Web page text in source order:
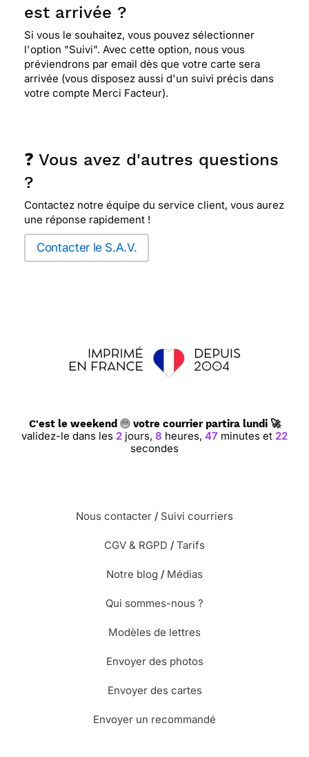
est arrivée ?
Si vous le souhaitez, vous pouvez sélectionner
l'option "Suivi". Avec cette option, nous vous
préviendrons par email dès que votre carte sera
arrivée (vous disposez aussi d'un suivi précis dans
votre compte Merci Facteur).
❓ Vous avez d'autres questions
?
Contactez notre équipe du service client, vous aurez
une réponse rapidement !
Contacter le S.A.V.
C'est le weekend votre courrier partira lundi 🚀
validez-le dans les2 jours,8 heures,47 minutes et21
secondes
Nous contacter / Suivi courriers
CGV & RGPD / Tarifs
Notre blog / Médias
Qui sommes-nous ?
Modèles de lettres
Envoyer des photos
Envoyer des cartes
Envoyer un recommandé